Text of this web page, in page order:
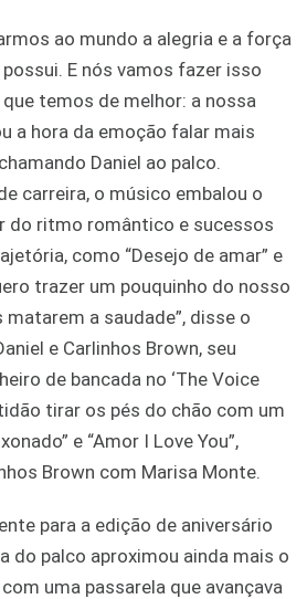
ao mundo a alegria e a força
E nós vamos fazer isso
temos de melhor: a nossa
a hora da emoção falar mais
Daniel ao palco.
carreira, o músico embalou o
do ritmo romântico e sucessos
como “Desejo de amar” e
trazer um pouquinho do nosso
a saudade”, disse o
e Carlinhos Brown, seu
de bancada no ‘The Voice
tirar os pés do chão com um
e “Amor I Love You”,
Brown com Marisa Monte.
para a edição de aniversário
do palco aproximou ainda mais o
uma passarela que avançava